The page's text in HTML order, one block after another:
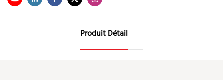
Produit Détail